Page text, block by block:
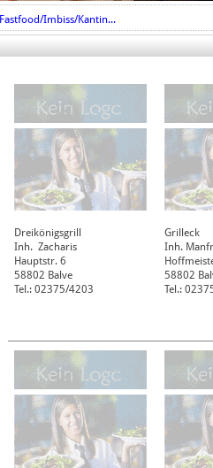
Fastfood/Imbiss/Kantin...
Dreikönigsgrill
Inh. Zacharis
Hauptstr. 6
58802 Balve
Tel.: 02375/4203
Grilleck
Inh.
58802
Tel.: